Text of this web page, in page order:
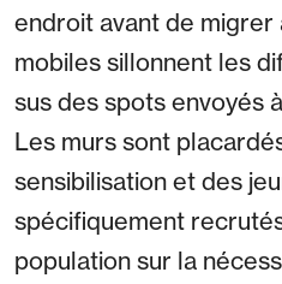
endroit avant de migrer
mobiles sillonnent les
sus des spots envoyés
Les murs sont
sensibilisation et des
spécifiquement
population sur la